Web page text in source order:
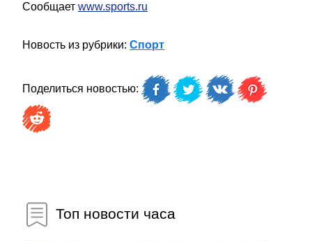
Сообщает www.sports.ru
Новость из рубрики: Спорт
Поделиться новостью:
Топ новости часа